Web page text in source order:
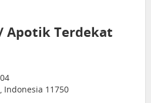
Apotik Terdekat
Indonesia 11750